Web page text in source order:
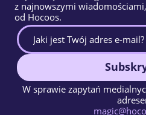
z najnowszymi
od Hocoos.
W sprawie zapytań